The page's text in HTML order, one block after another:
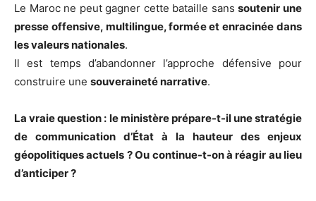
Le Maroc ne peut gagner cette bataille sanssoutenir une
presse offensive, multilingue, formée et enracinée dans
les valeurs nationales.
Il est temps d’abandonner l’approche défensive pour
construire une souveraineté narrative.
La vraie question : le ministère prépare-t-il une stratégie
de communication d’État à la hauteur des enjeux
géopolitiques actuels ? Ou continue-t-on à réagir au lieu
d’anticiper ?